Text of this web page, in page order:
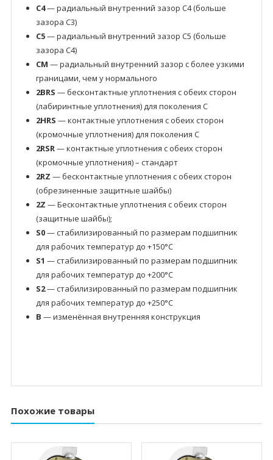
C4— радиальный внутренний зазор C4 (больше
зазора C3)
C5— радиальный внутренний зазор C5 (больше
зазора C4)
CM — радиальный внутренний зазор с более узкими
границами, чем у нормального
2BRS — бесконтактные уплотнения с обеих сторон
(лабиринтные уплотнения) для поколения C
2HRS — контактные уплотнения с обеих сторон
(кромочные уплотнения) для поколения C
2RSR— контактные уплотнения с обеих сторон
(кромочные уплотнения) – стандарт
2RZ — бесконтактные уплотнения с обеих сторон
(обрезиненные защитные шайбы)
2Z — Бесконтактные уплотнения с обеих сторон
(защитные шайбы);
S0— стабилизированный по размерам подшипник
для рабочих температур до +150°C
S1 — стабилизированный по размерам подшипник
для рабочих температур до +200°C
S2— стабилизированный по размерам подшипник
для рабочих температур до +250°C
B — изменённая внутренняя конструкция
Похожие товары